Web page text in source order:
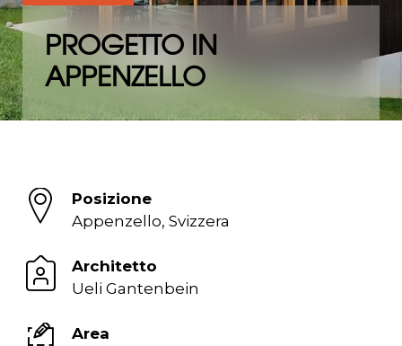
PROGETTO IN
APPENZELLO
Posizione
Appenzello, Svizzera
Architetto
Ueli Gantenbein
Area